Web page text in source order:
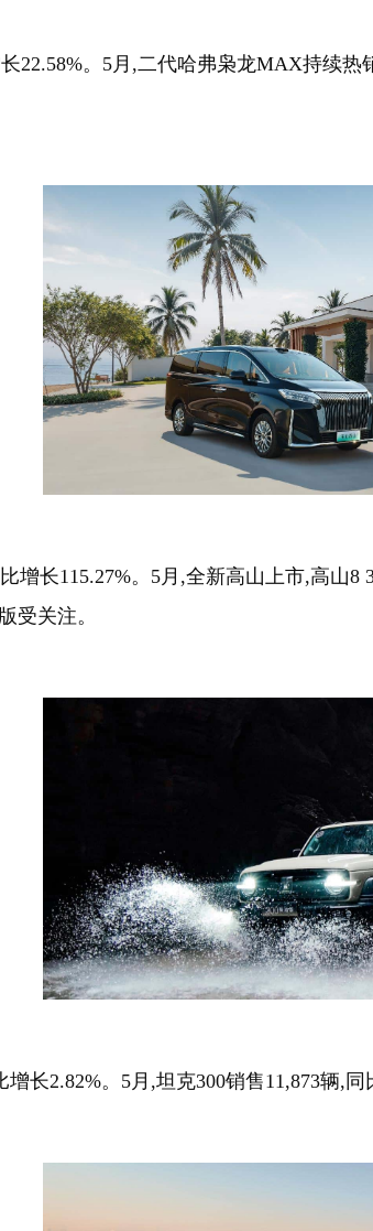
22.58%。5月,二代哈弗枭龙MAX持续
增长115.27%。5月,全新高山上市,高山
受关注。
长2.82%。5月,坦克300销售11,873辆,